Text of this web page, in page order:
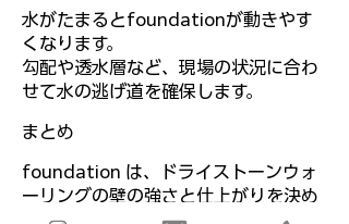
水がたまるとfoundationが動きやす
くなります。
勾配や透水層など、現場の状況に合わ
せて水の逃げ道を確保します。
​まとめ
foundation は、ドライストーンウォ
ーリングの壁の強さと仕上がりを決め
る土台です。